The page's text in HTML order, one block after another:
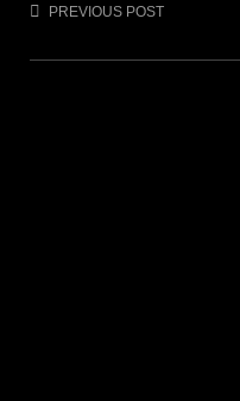
PostPREVIOUS POST